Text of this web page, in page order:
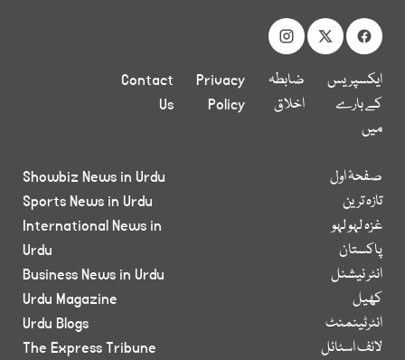
ایکسپریس
کے بارے
میں
ضابطہ
اخلاق
Privacy
Policy
Contact
Us
صفحۂ اول
تازہ ترین
غزہ لہو لہو
پاکستان
انٹر نیشنل
کھیل
انٹرٹینمنٹ
لائف اسٹائل
Showbiz News in Urdu
Sports News in Urdu
International News in
Urdu
Business News in Urdu
Urdu Magazine
Urdu Blogs
The Express Tribune